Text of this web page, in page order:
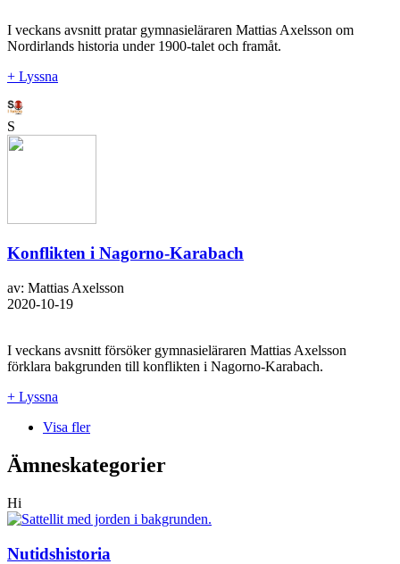
I veckans avsnitt pratar gymnasieläraren Mattias Axelsson om
Nordirlands historia under 1900-talet och framåt.
+ Lyssna
S
Konflikten i Nagorno-Karabach
av: Mattias Axelsson
2020-10-19
I veckans avsnitt försöker gymnasieläraren Mattias Axelsson
förklara bakgrunden till konflikten i Nagorno-Karabach.
+ Lyssna
Visa fler
Ämneskategorier
Hi
Nutidshistoria